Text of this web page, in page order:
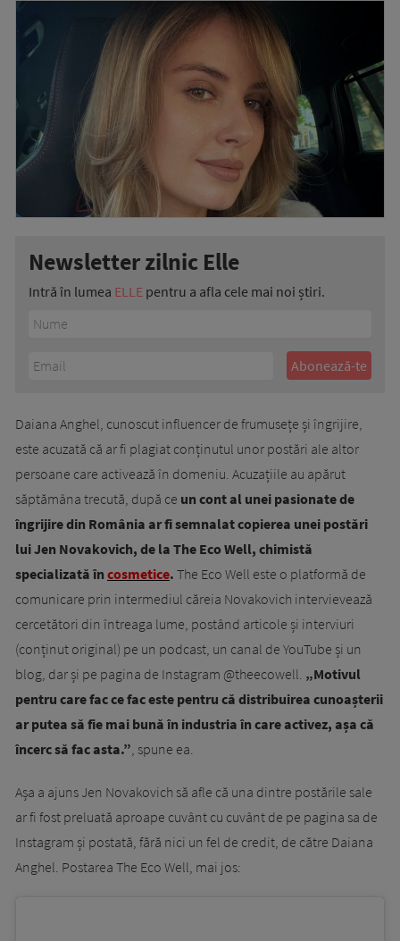
Newsletter zilnic Elle
Intră în lumea ELLE pentru a afla cele mai noi știri.
Daiana Anghel, cunoscut influencer de frumusețe și îngrijire,
este acuzată că ar fi plagiat conținutul unor postări ale altor
persoane care activează în domeniu. Acuzațiile au apărut
săptămâna trecută, după ce un cont al unei pasionate de
îngrijire din România ar fi semnalat copierea unei postări
lui Jen Novakovich, de la The Eco Well, chimistă
specializată în cosmetice. The Eco Well este o platformă de
comunicare prin intermediul căreia Novakovich intervievează
cercetători din întreaga lume, postând articole și interviuri
(conținut original) pe un podcast, un canal de YouTube și un
blog, dar și pe pagina de Instagram @theecowell. „Motivul
pentru care fac ce fac este pentru că distribuirea cunoașterii
ar putea să fie mai bună în industria în care activez, așa că
încerc să fac asta.” , spune ea.
Așa a ajuns Jen Novakovich să afle că una dintre postările sale
ar fi fost preluată aproape cuvânt cu cuvânt de pe pagina sa de
Instagram și postată, fără nici un fel de credit, de către Daiana
Anghel. Postarea The Eco Well, mai jos: